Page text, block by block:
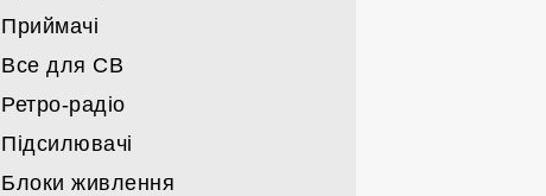
Трансивери ICOM
Трансивери KENWOOD
Трансивери YAESU
Трансивери імпорт-інші
Трансивери СРСР
Трансивери
Карти та запчастини до SDR
Приймачі
Військові часів СРСР
Імпортні
Набори
Все для СВ
Станції СВ
Антени СВ
Гаджети СВ
Ретро-радіо
Військові
Побутові
Підсилювачі
Підсилювачі заводські КХ/УКХ/
Блоки живлення